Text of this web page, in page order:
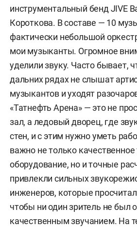
инструментальный бенд JIVE
Короткова. В составе — 10
фактически небольшой
мои музыканты. Огромное
уделили звуку. Часто бывает,
дальних рядах не слышат
музыкантов и уходят
«Татнефть Арена» — это не
зал, а ледовый дворец, где
стен, и с этим нужно уметь
важно не только качественное
оборудование, но и точные
привлекли сильных
инженеров, которые
чтобы ни один зритель не был
качественным звучанием. На